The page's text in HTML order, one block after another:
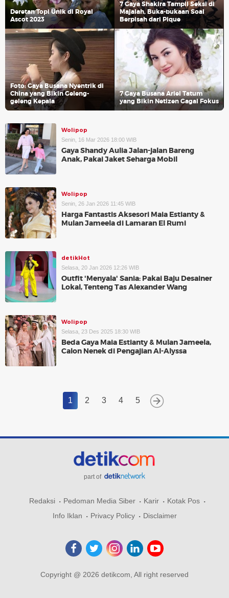
Deretan Topi Unik di Royal
Ascot 2023
7 Gaya Shakira Tampil Seksi di
Majalah, Buka-bukaan Soal
Berpisah dari Pique
Foto: Gaya Busana Nyentrik di
China yang Bikin Geleng-
geleng Kepala
7 Gaya Busana Ariel Tatum
yang Bikin Netizen Gagal Fokus
Wolipop
Senin, 16 Mar 2026 18:00 WIB
Gaya Shandy Aulia Jalan-jalan Bareng
Anak, Pakai Jaket Seharga Mobil
Wolipop
Senin, 26 Jan 2026 11:45 WIB
Harga Fantastis Aksesori Maia Estianty &
Mulan Jameela di Lamaran El Rumi
detikHot
Selasa, 20 Jan 2026 12:26 WIB
Outfit 'Menyala' Sania: Pakai Baju Desainer
Lokal, Tenteng Tas Alexander Wang
Wolipop
Selasa, 23 Des 2025 18:30 WIB
Beda Gaya Maia Estianty & Mulan Jameela,
Calon Nenek di Pengajian Al-Alyssa
1 2 3 4 5
part of
Redaksi Pedoman Media Siber Karir
Kotak Pos
Info Iklan
Privacy Policy Disclaimer
Copyright @ 2026 detikcom, All right reserved